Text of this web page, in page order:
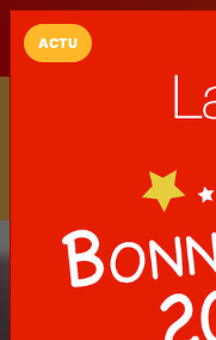
LaCarte
Installez
Téléchargez
commerces
Télécharger
ACTU